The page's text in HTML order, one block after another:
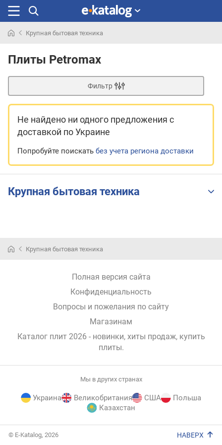
раньше
Крупная бытовая техника
Плиты Petromax
Фильтр
Не найдено ни одного предложения с
доставкой по Украине
Попробуйте поискать без учета региона доставки
Крупная бытовая техника
Крупная бытовая техника
Полная версия сайта
Конфиденциальность
Вопросы и пожелания по сайту
Магазинам
Каталог плит 2026 - новинки, хиты продаж, купить
плиты.
Мы в других странах
Украина Великобритания США
Польша
Казахстан
© E-Katalog, 2026 НАВЕРХ